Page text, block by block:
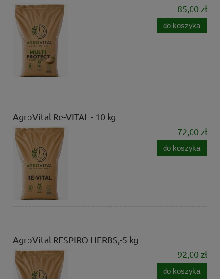
85,00 zł
do koszyka
AgroVital Re-VITAL - 10 kg
72,00 zł
do koszyka
AgroVital RESPIRO HERBS,-5 kg
92,00 zł
do koszyka